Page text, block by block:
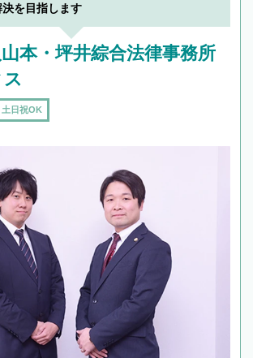
を目指します
本・坪井綜合法律事務所
土日祝OK